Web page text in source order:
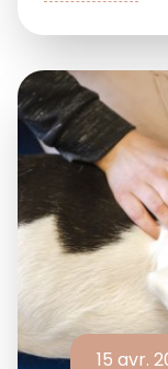
15 avr.